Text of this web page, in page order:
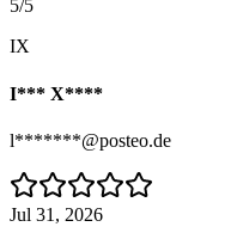
5/5
IX
I*** X****
l*******@posteo.de
Jul 31, 2026